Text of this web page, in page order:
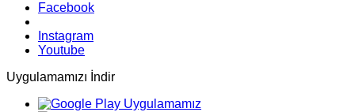
Facebook
Instagram
Youtube
Uygulamamızı İndir